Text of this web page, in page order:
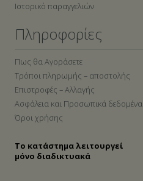
Ιστορικό παραγγελιών
Πληροφορίες
Πως θα Αγοράσετε
Τρόποι πληρωμής – αποστολής
Επιστροφές – Αλλαγής
Ασφάλεια και Προσωπικά δεδομένα
Όροι χρήσης
Το κατάστημα λειτουργεί
μόνο διαδικτυακά